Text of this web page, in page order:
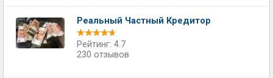
Реальный Частный Кредитор
Рейтинг: 4.7
230 отзывов